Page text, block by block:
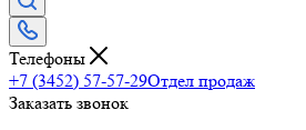
Телефоны
+7 (3452) 57-57-29Отдел продаж
Заказать звонок